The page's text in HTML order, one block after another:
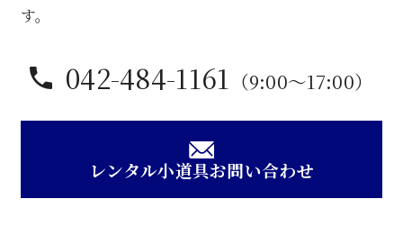
す。
042-484-1161 （9:00〜17:00）
レンタル小道具お問い合わせ